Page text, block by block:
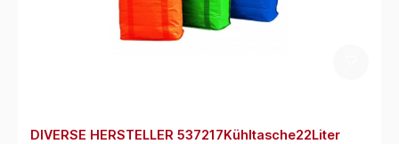
DIVERSE HERSTELLER 537217Kühltasche22Liter